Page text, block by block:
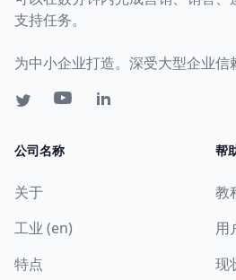
支持任务。
为中小企业打造。深受大型企业信
公司名称
关于
工业 (en)
特点
帮
教
用
现